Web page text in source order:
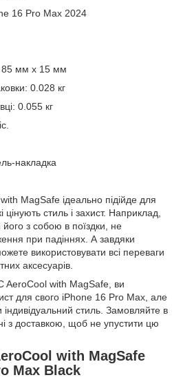
16 Pro Max 2024
85 мм x 15 мм
0.028 кг
0.055 кг
накладка
MagSafe ідеально підійде для
цінують стиль і захист. Наприклад,
з собою в поїздки, не
при падіннях. А завдяки
використовувати всі переваги
аксесуарів.
AeroCool with MagSafe, ви
для свого iPhone 16 Pro Max, але
індивідуальний стиль. Замовляйте в
з доставкою, щоб не упустити цю
with MagSafe
Max Black